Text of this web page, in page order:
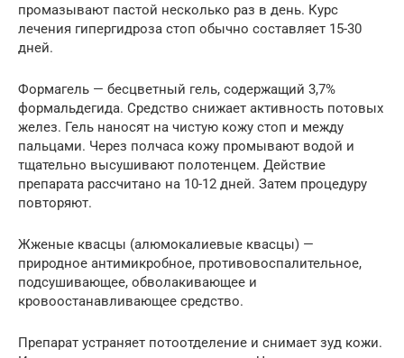
промазывают пастой несколько раз в день. Курс
лечения гипергидроза стоп обычно составляет 15-30
дней.
Формагель — бесцветный гель, содержащий 3,7%
формальдегида. Средство снижает активность потовых
желез. Гель наносят на чистую кожу стоп и между
пальцами. Через полчаса кожу промывают водой и
тщательно высушивают полотенцем. Действие
препарата рассчитано на 10-12 дней. Затем процедуру
повторяют.
Жженые квасцы (алюмокалиевые квасцы) —
природное антимикробное, противовоспалительное,
подсушивающее, обволакивающее и
кровоостанавливающее средство.
Препарат устраняет потоотделение и снимает зуд кожи.